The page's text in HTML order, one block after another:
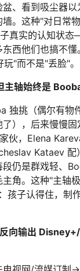
、看到吸尘器以
。这种"对日常
真实的认知状
西他们也搞不
"而不是"丢脸"。
主轴始终是
独挑（偶尔有
），后来慢慢固
家伙，Elena
Kataev 配
仍是群戏轻、
角。这种"主轴
孩子认得住，制
向输出